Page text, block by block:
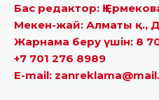
Бас редактор:
Мекен-жай: Алматы қ.,
Жарнама беру үшін: 8
+7 701 276 8989
E-mail: